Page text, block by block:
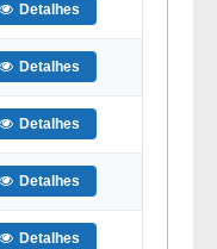
Detalhes
Detalhes
Detalhes
Detalhes
Detalhes